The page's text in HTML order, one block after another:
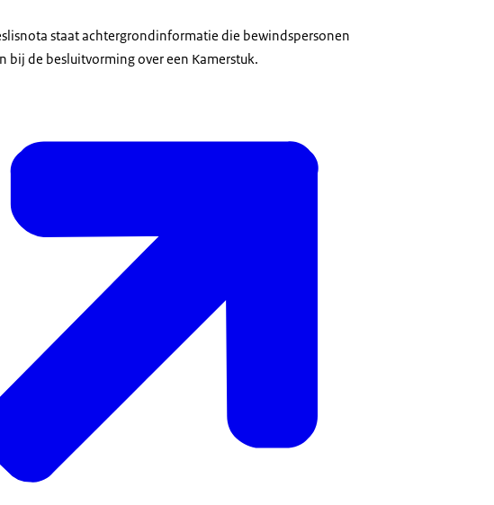
staat achtergrondinformatie die bewindspersonen
bij de besluitvorming over een Kamerstuk.